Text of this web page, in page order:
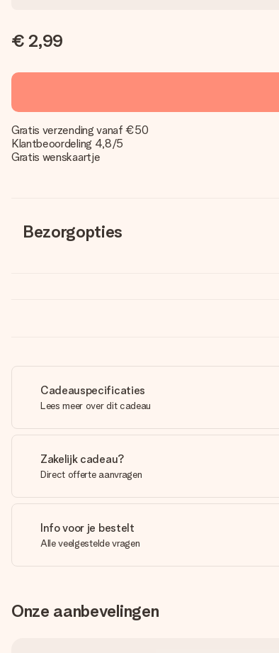
€ 2,99
Gratis verzending vanaf €50
Klantbeoordeling 4,8/5
Gratis wenskaartje
Bezorgopties
Cadeauspecificaties
Lees meer over dit cadeau
Zakelijk cadeau?
Direct offerte aanvragen
Info voor je bestelt
Alle veelgestelde vragen
Onze aanbevelingen